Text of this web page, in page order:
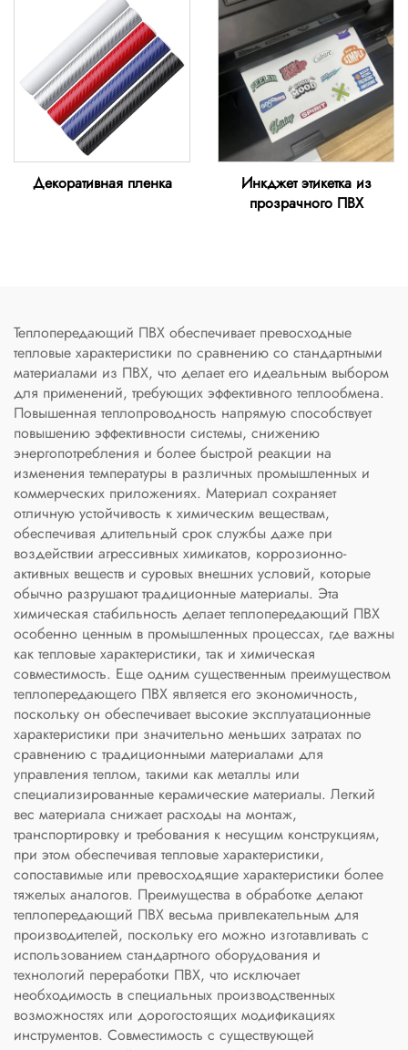
Декоративная пленка
Инкджет этикетка из
прозрачного ПВХ
Теплопередающий ПВХ обеспечивает превосходные
тепловые характеристики по сравнению со стандартными
материалами из ПВХ, что делает его идеальным выбором
для применений, требующих эффективного теплообмена.
Повышенная теплопроводность напрямую способствует
повышению эффективности системы, снижению
энергопотребления и более быстрой реакции на
изменения температуры в различных промышленных и
коммерческих приложениях. Материал сохраняет
отличную устойчивость к химическим веществам,
обеспечивая длительный срок службы даже при
воздействии агрессивных химикатов, коррозионно-
активных веществ и суровых внешних условий, которые
обычно разрушают традиционные материалы. Эта
химическая стабильность делает теплопередающий ПВХ
особенно ценным в промышленных процессах, где важны
как тепловые характеристики, так и химическая
совместимость. Еще одним существенным преимуществом
теплопередающего ПВХ является его экономичность,
поскольку он обеспечивает высокие эксплуатационные
характеристики при значительно меньших затратах по
сравнению с традиционными материалами для
управления теплом, такими как металлы или
специализированные керамические материалы. Легкий
вес материала снижает расходы на монтаж,
транспортировку и требования к несущим конструкциям,
при этом обеспечивая тепловые характеристики,
сопоставимые или превосходящие характеристики более
тяжелых аналогов. Преимущества в обработке делают
теплопередающий ПВХ весьма привлекательным для
производителей, поскольку его можно изготавливать с
использованием стандартного оборудования и
технологий переработки ПВХ, что исключает
необходимость в специальных производственных
возможностях или дорогостоящих модификациях
инструментов. Совместимость с существующей